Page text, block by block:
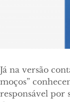
Já na versão
moços”
responsável por